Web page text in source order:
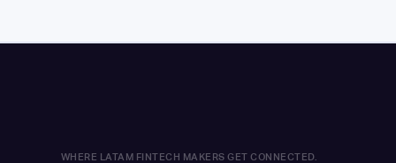
WHERE LATAM FINTECH MAKERS GET CONNECTED.